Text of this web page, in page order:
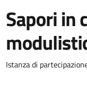
Sapori in
Dettagli
Istanza di